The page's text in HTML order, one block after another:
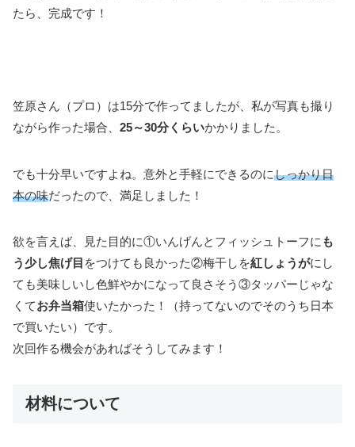
たら、完成です！
笠原さん（プロ）は15分で作ってましたが、私が写真も撮り
ながら作った場合、 25～30分くらいかかりました。
でも十分早いですよね。意外と手軽にできるのにしっかり日
本の味だったので、満足しました！
欲を言えば、見た目的に①いんげんとフィッシュトーフに も
う少し焦げ目 をつけても良かった②梅干しを紅しょうがにし
ても美味しいし色鮮やかになって良さそう③タッパーじゃな
くてお弁当箱使いたかった！（持ってないのでそのうち日本
で買いたい）です。
次回作る機会があればそうしてみます！
材料について